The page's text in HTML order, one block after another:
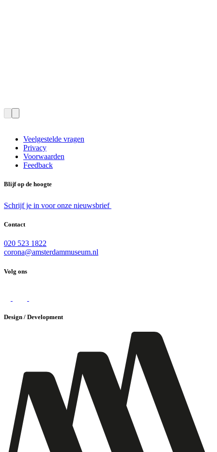
Veelgestelde vragen
Privacy
Voorwaarden
Feedback
Blijf op de hoogte
Schrijf je in voor onze nieuwsbrief
Contact
020 523 1822
corona@amsterdammuseum.nl
Volg ons
Design / Development